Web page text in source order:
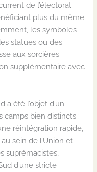
de l’électorat
plus du même
les symboles
statues ou des
aux sorcières
supplémentaire avec
a été l’objet d’un
bien distincts :
réintégration rapide,
sein de l’Union et
suprémacistes,
d’une stricte